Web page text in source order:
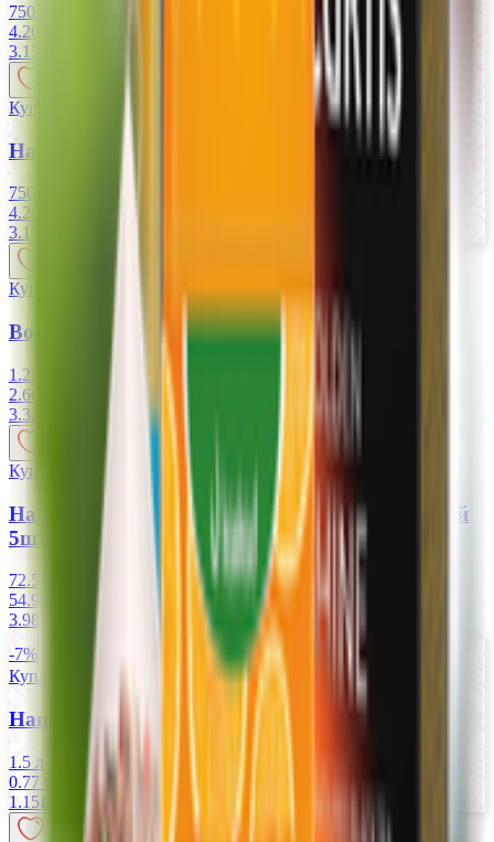
750 мл
4.20 руб/л
3.15
Купляйце Беларускае
Напиток «Aqua vitamin» вкус лимона и лайма
750 мл
4.20 руб/л
3.15
Купляйце Беларускае
Вода минеральная «Аш-Тау» 1,25л
1.25 л
2.66 руб/л
3.32
Купляйце Беларускае
Напиток кофейный «Nesсafe 3в1» классический
5шт*14,5г = 72,5г
72.5 г
54.90 руб/кг
3.98
-7%
Купляйце Беларускае
Напиток «OK» с ароматом тархуна
1.5 л
0.77 руб/л
0.83 руб/л
1.15BYN BYN 1.24